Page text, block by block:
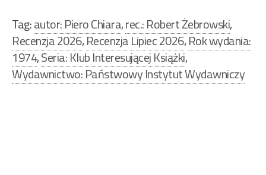
Tag:autor: Piero Chiara,rec.: Robert Żebrowski,
Recenzja 2026,Recenzja Lipiec 2026,Rok wydania:
1974,Seria: Klub Interesującej Książki,
Wydawnictwo: Państwowy Instytut Wydawniczy